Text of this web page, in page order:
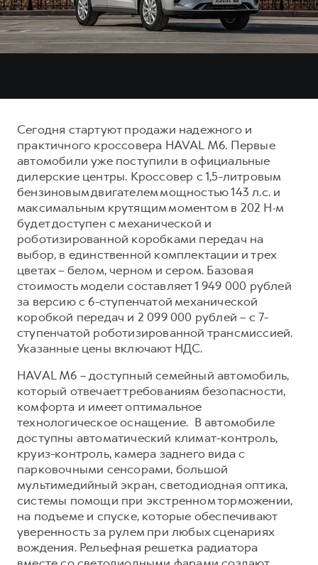
от 2 899 000 ₽ от 3 599 000 ₽
Тест-драйв
Трейд-ин
Страхование
Кредит
Для малого бизнеса
Корпоративным клиентам
Крупным корпоративным клиентам
Система управления автопарком
Сервис для корпоративных клиентов
HAVAL Лизинг
АКСЕССУАРЫ HAVAL
Автомобильные аксессуары
Коллекция CITY
Коллекция Базовая
Коллекция Детская
СЕРВИСНОЕ ОБСЛУЖИВАНИЕ
Нулевое ТО
ПОДДЕРЖКА
GWM Безопасность
Гарантия HAVAL
Мобильное приложение GWM
Программа «HAVAL Защита+»
Руководства по эксплуатации
Подписки
АКСЕССУАРЫ HAVAL
Автомобильные аксессуары
Коллекция CITY
Коллекция Базовая
Коллекция Детская
О дилере
Наша команда
Сегодня стартуют продажи надежного и
практичного кроссовера HAVAL M6. Первые
автомобили уже поступили в официальные
дилерские центры. Кроссовер с 1,5-литровым
бензиновым двигателем мощностью 143 л.с. и
максимальным крутящим моментом в 202 Н·м
будет доступен с механической и
роботизированной коробками передач на
выбор, в единственной комплектации и трех
цветах – белом, черном и сером. Базовая
стоимость модели составляет 1 949 000 рублей
за версию с 6-ступенчатой механической
коробкой передач и 2 099 000 рублей – с 7-
ступенчатой роботизированной трансмиссией.
Указанные цены включают НДС.
HAVAL M6 – доступный семейный автомобиль,
который отвечает требованиям безопасности,
комфорта и имеет оптимальное
технологическое оснащение. В автомобиле
доступны автоматический климат-контроль,
круиз-контроль, камера заднего вида с
парковочными сенсорами, большой
мультимедийный экран, светодиодная оптика,
системы помощи при экстренном торможении,
на подъеме и спуске, которые обеспечивают
уверенность за рулем при любых сценариях
вождения. Рельефная решетка радиатора